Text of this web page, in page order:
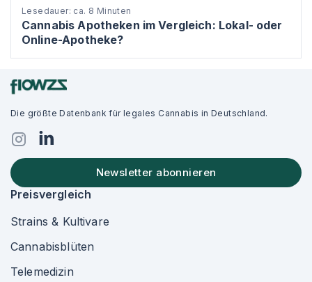
Lesedauer: ca. 8 Minuten
Cannabis Apotheken im Vergleich: Lokal- oder
Online-Apotheke?
Die größte Datenbank für legales Cannabis in Deutschland.
Newsletter abonnieren
Preisvergleich
Strains & Kultivare
Cannabisblüten
Telemedizin